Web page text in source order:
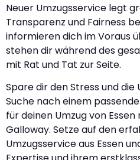
Neuer Umzugsservice legt
Transparenz und Fairness
informieren dich im Voraus
stehen dir während des
mit Rat und Tat zur Seite.
Spare dir den Stress und
Suche nach einem
für deinen Umzug von
Galloway. Setze auf den
Umzugsservice aus Essen